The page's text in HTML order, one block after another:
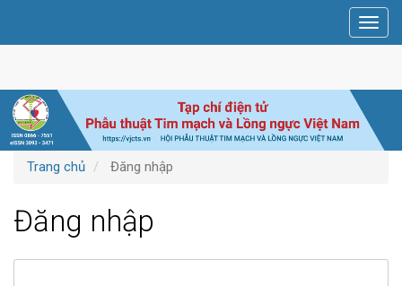
chính
chính
Thanh
bên
Trang chủ Đăng nhập
Đăng nhập